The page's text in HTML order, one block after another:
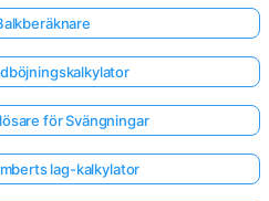
för Svängningar
lag-kalkylator